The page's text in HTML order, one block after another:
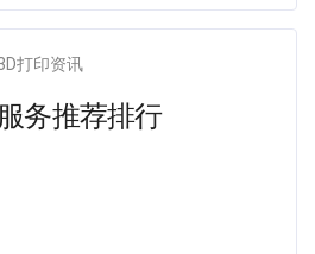
打印资讯
务推荐排行